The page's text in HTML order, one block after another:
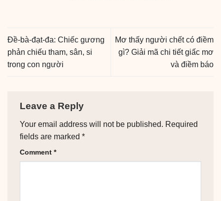
Đề-bà-đạt-đa: Chiếc gương
phản chiếu tham, sân, si
trong con người
Mơ thấy người chết có điềm
gì? Giải mã chi tiết giấc mơ
và điềm báo
Leave a Reply
Your email address will not be published. Required
fields are marked *
Comment *